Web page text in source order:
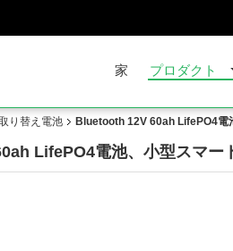
家 プロダクト
り替え電池 Bluetooth 12V 60ah LifePO4電
LifePO4電池、小型スマー